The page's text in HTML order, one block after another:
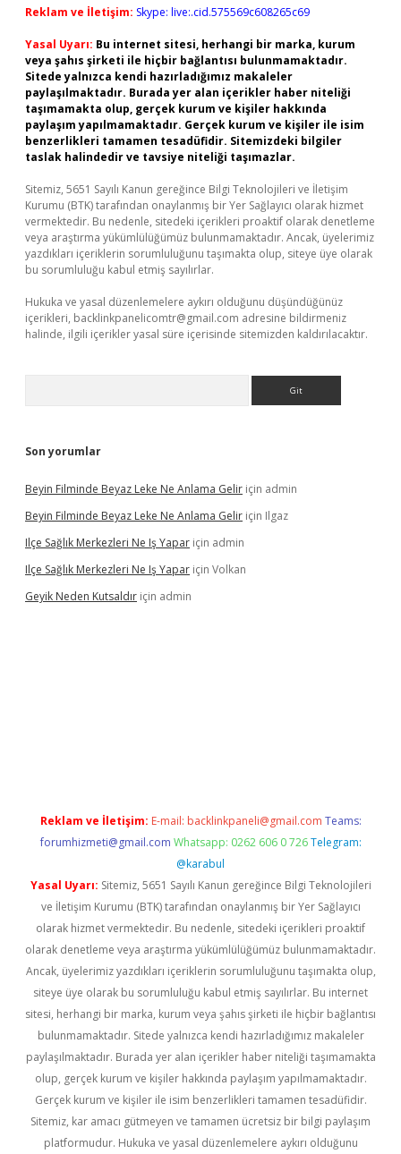
Reklam ve İletişim: Skype: live:.cid.575569c608265c69
Yasal Uyarı: Bu internet sitesi, herhangi bir marka, kurum
veya şahıs şirketi ile hiçbir bağlantısı bulunmamaktadır.
Sitede yalnızca kendi hazırladığımız makaleler
paylaşılmaktadır. Burada yer alan içerikler haber niteliği
taşımamakta olup, gerçek kurum ve kişiler hakkında
paylaşım yapılmamaktadır. Gerçek kurum ve kişiler ile isim
benzerlikleri tamamen tesadüfidir. Sitemizdeki bilgiler
taslak halindedir ve tavsiye niteliği taşımazlar.
Sitemiz, 5651 Sayılı Kanun gereğince Bilgi Teknolojileri ve İletişim
Kurumu (BTK) tarafından onaylanmış bir Yer Sağlayıcı olarak hizmet
vermektedir. Bu nedenle, sitedeki içerikleri proaktif olarak denetleme
veya araştırma yükümlülüğümüz bulunmamaktadır. Ancak, üyelerimiz
yazdıkları içeriklerin sorumluluğunu taşımakta olup, siteye üye olarak
bu sorumluluğu kabul etmiş sayılırlar.
Hukuka ve yasal düzenlemelere aykırı olduğunu düşündüğünüz
içerikleri, backlinkpanelicomtr@gmail.com adresine bildirmeniz
halinde, ilgili içerikler yasal süre içerisinde sitemizden kaldırılacaktır.
Son yorumlar
Beyin Filminde Beyaz Leke Ne Anlama Gelir için admin
Beyin Filminde Beyaz Leke Ne Anlama Gelir için Ilgaz
Ilçe Sağlık Merkezleri Ne Iş Yapar için admin
Ilçe Sağlık Merkezleri Ne Iş Yapar için Volkan
Geyik Neden Kutsaldır için admin
Reklam ve İletişim: E-mail: backlinkpaneli@gmail.com Teams:
forumhizmeti@gmail.com Whatsapp: 0262 606 0 726 Telegram:
@karabul
Yasal Uyarı: Sitemiz, 5651 Sayılı Kanun gereğince Bilgi Teknolojileri
ve İletişim Kurumu (BTK) tarafından onaylanmış bir Yer Sağlayıcı
olarak hizmet vermektedir. Bu nedenle, sitedeki içerikleri proaktif
olarak denetleme veya araştırma yükümlülüğümüz bulunmamaktadır.
Ancak, üyelerimiz yazdıkları içeriklerin sorumluluğunu taşımakta olup,
siteye üye olarak bu sorumluluğu kabul etmiş sayılırlar. Bu internet
sitesi, herhangi bir marka, kurum veya şahıs şirketi ile hiçbir bağlantısı
bulunmamaktadır. Sitede yalnızca kendi hazırladığımız makaleler
paylaşılmaktadır. Burada yer alan içerikler haber niteliği taşımamakta
olup, gerçek kurum ve kişiler hakkında paylaşım yapılmamaktadır.
Gerçek kurum ve kişiler ile isim benzerlikleri tamamen tesadüfidir.
Sitemiz, kar amacı gütmeyen ve tamamen ücretsiz bir bilgi paylaşım
platformudur. Hukuka ve yasal düzenlemelere aykırı olduğunu